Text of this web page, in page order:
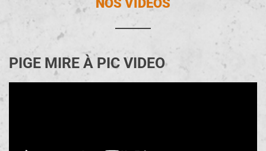
NOS VIDÉOS
PIGE MIRE À PIC VIDEO